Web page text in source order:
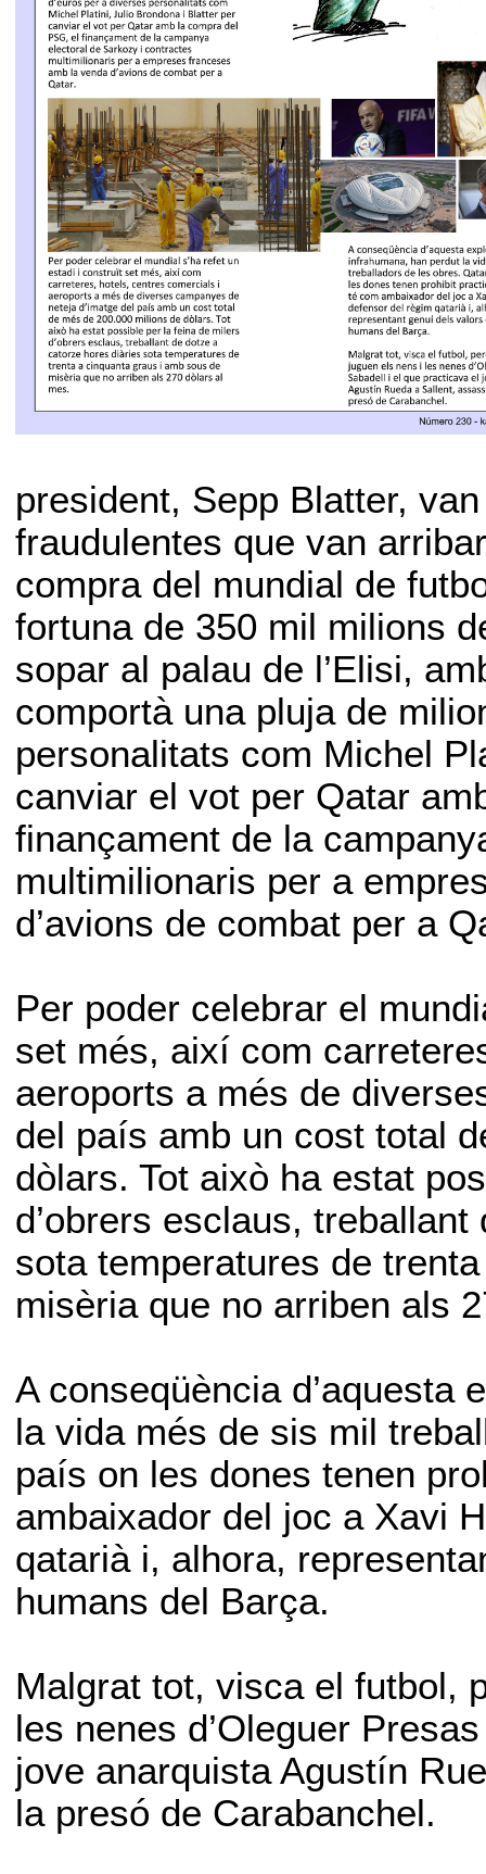
president, Sepp Blatter,
fraudulentes que van
compra del mundial de
fortuna de 350 mil milions
sopar al palau de l’Elisi,
comportà una pluja de
personalitats com Michel
canviar el vot per Qatar
finançament de la
multimilionaris per a
d’avions de combat per a
Per poder celebrar el
set més, així com
aeroports a més de
del país amb un cost total
dòlars. Tot això ha estat
d’obrers esclaus,
sota temperatures de
misèria que no arriben als
A conseqüència d’aquesta
la vida més de sis mil
país on les dones tenen
ambaixador del joc a Xavi
qatarià i, alhora,
humans del Barça.
Malgrat tot, visca el futbol,
les nenes d’Oleguer
jove anarquista Agustín
la presó de Carabanchel.